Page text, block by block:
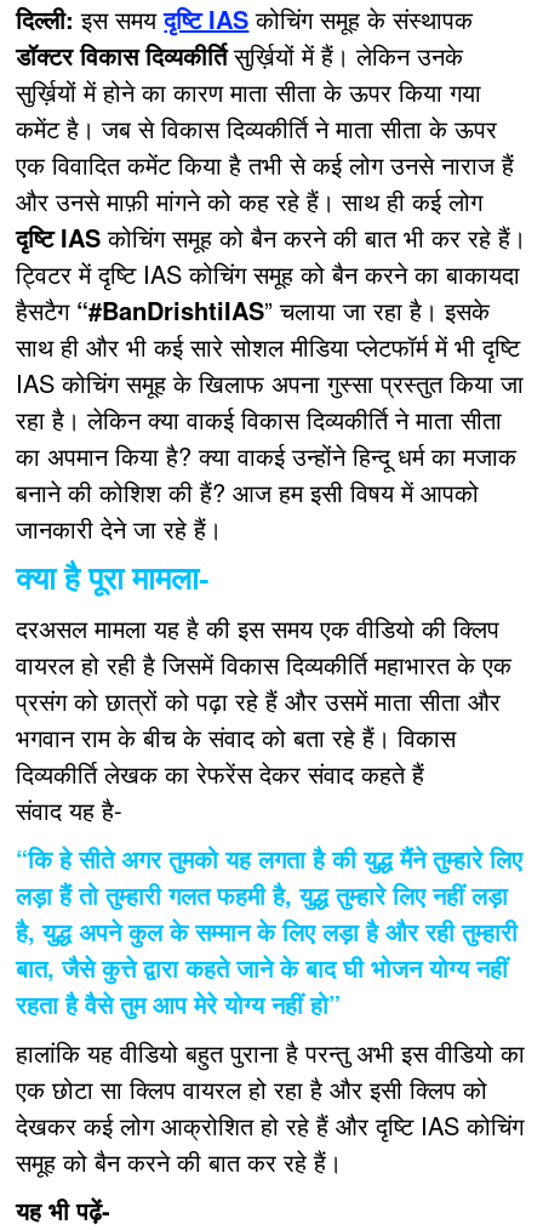
दिल्ली: इस समयदृष्टि IASकोचिंग समूह के संस्थापक
डॉक्टर विकास दिव्यकीर्तिसुर्ख़ियों में हैं। लेकिन उनके
सुर्ख़ियों में होने का कारण माता सीता के ऊपर किया गया
कमेंट है। जब से विकास दिव्यकीर्ति ने माता सीता के ऊपर
एक विवादित कमेंट किया है तभी से कई लोग उनसे नाराज हैं
और उनसे माफ़ी मांगने को कह रहे हैं। साथ ही कई लोग
दृष्टि IASकोचिंग समूह को बैन करने की बात भी कर रहे हैं।
ट्विटर में दृष्टि IAS कोचिंग समूह को बैन करने का बाकायदा
हैसटैग “#BanDrishtiIAS” चलाया जा रहा है। इसके
साथ ही और भी कई सारे सोशल मीडिया प्लेटफॉर्म में भी दृष्टि
IAS कोचिंग समूह के खिलाफ अपना गुस्सा प्रस्तुत किया जा
रहा है। लेकिन क्या वाकई विकास दिव्यकीर्ति ने माता सीता
का अपमान किया है? क्या वाकई उन्होंने हिन्दू धर्म का मजाक
बनाने की कोशिश की हैं? आज हम इसी विषय में आपको
जानकारी देने जा रहे हैं।
क्या है पूरा मामला-
दरअसल मामला यह है की इस समय एक वीडियो की क्लिप
वायरल हो रही है जिसमें विकास दिव्यकीर्ति महाभारत के एक
प्रसंग को छात्रों को पढ़ा रहे हैं और उसमें माता सीता और
भगवान राम के बीच के संवाद को बता रहे हैं। विकास
दिव्यकीर्ति लेखक का रेफरेंस देकर संवाद कहते हैं
संवाद यह है-
“कि हे सीते अगर तुमको यह लगता है की युद्ध मैंने तुम्हारे लिए
लड़ा हैं तो तुम्हारी गलत फहमी है, युद्ध तुम्हारे लिए नहीं लड़ा
है, युद्ध अपने कुल के सम्मान के लिए लड़ा है और रही तुम्हारी
बात, जैसे कुत्ते द्वारा कहते जाने के बाद घी भोजन योग्य नहीं
रहता है वैसे तुम आप मेरे योग्य नहीं हो”
हालांकि यह वीडियो बहुत पुराना है परन्तु अभी इस वीडियो का
एक छोटा सा क्लिप वायरल हो रहा है और इसी क्लिप को
देखकर कई लोग आक्रोशित हो रहे हैं और दृष्टि IAS कोचिंग
समूह को बैन करने की बात कर रहे हैं।
यह भी पढ़ें-